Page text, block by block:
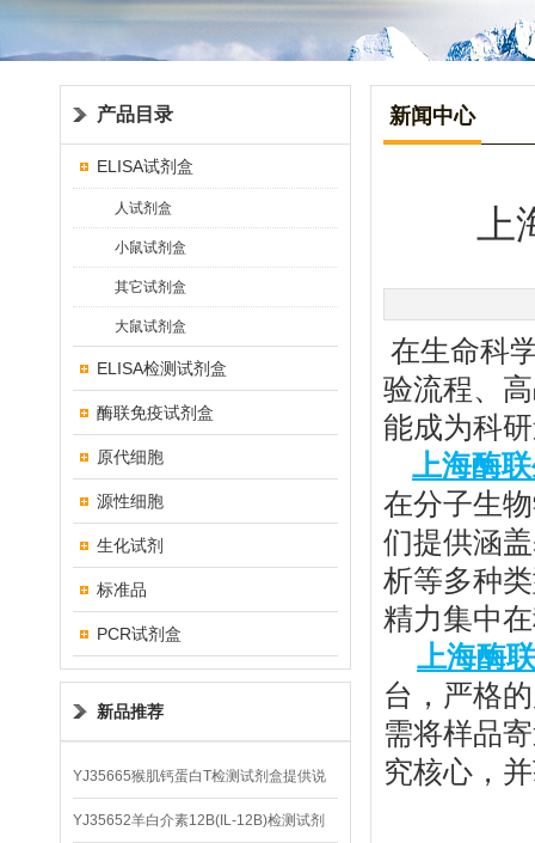
产品目录
ELISA试剂盒
人试剂盒
小鼠试剂盒
其它试剂盒
大鼠试剂盒
ELISA检测试剂盒
酶联免疫试剂盒
原代细胞
源性细胞
生化试剂
标准品
PCR试剂盒
新品推荐
YJ35665猴肌钙蛋白T检测试剂盒提供说
明书
YJ35652羊白介素12B(IL-12B)检测试剂
新闻中心
在生命科
验流程、
能成为科
上海酶
在分子生
们提供涵
析等多种
精力集中
上海酶
台，严格
需将样品
究核心，